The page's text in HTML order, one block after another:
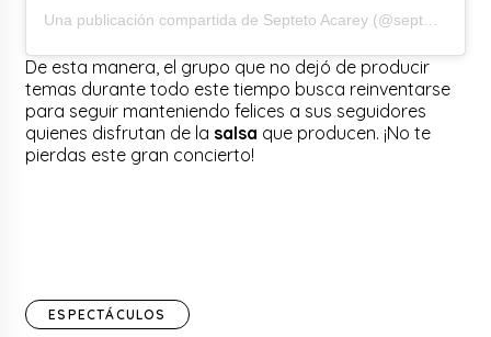
Una publicación compartida de Septeto Acarey (@septetoacarey) el
De esta manera, el grupo que no dejó de producir
temas durante todo este tiempo busca reinventarse
para seguir manteniendo felices a sus seguidores
quienes disfrutan de la salsa que producen. ¡No te
pierdas este gran concierto!
ESPECTÁCULOS